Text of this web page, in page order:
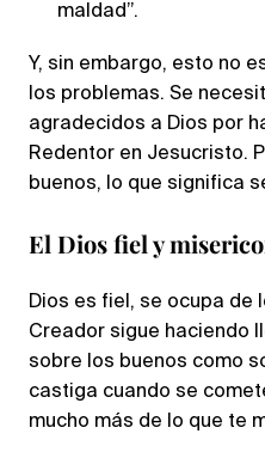
maldad”.
Y, sin embargo, esto no
los problemas. Se
agradecidos a Dios por
Redentor en Jesucristo.
buenos, lo que significa
El Dios fiel y
Dios es fiel, se ocupa de
Creador sigue haciendo
sobre los buenos como
castiga cuando se
mucho más de lo que te